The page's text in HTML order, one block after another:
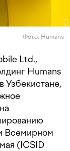
Фото: Humans
Ltd.,
Humans
Узбекистане,
Всемирном
(ICSID